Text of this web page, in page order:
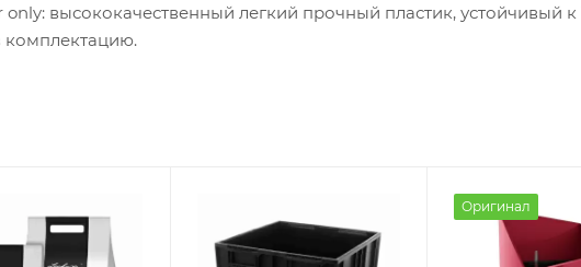
высококачественный легкий прочный пластик, устойчивый
комплектацию.
Оригинал